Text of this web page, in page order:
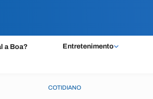
a Boa? Entretenimento
COTIDIANO